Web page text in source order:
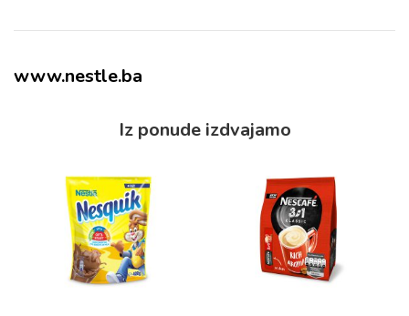
www.nestle.ba
Iz ponude izdvajamo